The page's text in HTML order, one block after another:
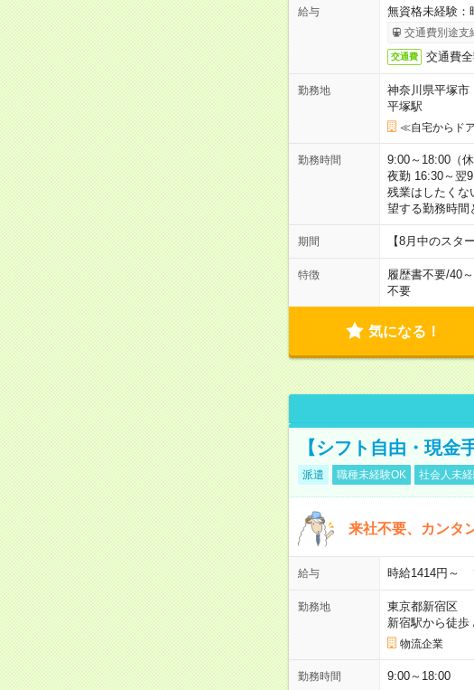
給与 無資格未経験
交通費別途支
交通費 交通費
勤務地
神奈川県平塚市
平塚駅
≪自宅からド
勤務時間
9:00～18:00（
夜勤 16:30～翌
残業はしたく
望する勤務時間
期間 【8月中のスタ
特徴 履歴書不要/40
不要
気になる！
【シフト自由・現金
派遣 職種未経験OK 社会人未
来社不要、カンタ
給与 時給1414円～
勤務地
東京都新宿区
新宿駅から徒歩
物流企業
勤務時間 9:00～18:00